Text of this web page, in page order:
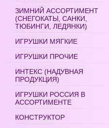
ЗИМНИЙ АССОРТИМЕНТ
(СНЕГОКАТЫ, САНКИ,
ТЮБИНГИ, ЛЕДЯНКИ)
ИГРУШКИ МЯГКИЕ
ИГРУШКИ ПРОЧИЕ
ИНТЕКС (НАДУВНАЯ
ПРОДУКЦИЯ)
ИГРУШКИ РОССИЯ В
АССОРТИМЕНТЕ
КОНСТРУКТОР